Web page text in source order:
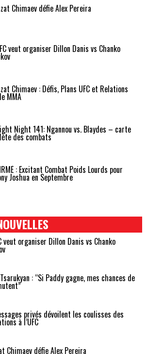
Chimaev défie Alex Pereira
veut organiser Dillon Danis vs Chanko
Chimaev : Défis, Plans UFC et Relations
MMA
Night 141: Ngannou vs. Blaydes – carte
des combats
: Excitant Combat Poids Lourds pour
Joshua en Septembre
veut organiser Dillon Danis vs Chanko
: “Si Paddy gagne, mes chances de
privés dévoilent les coulisses des
à l’UFC
Chimaev défie Alex Pereira